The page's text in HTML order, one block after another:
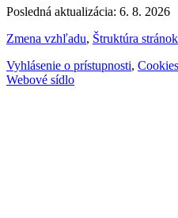
Posledná aktualizácia: 6. 8. 2026
Zmena vzhľadu, Štruktúra stránok
Vyhlásenie o prístupnosti, Cookies
Webové sídlo